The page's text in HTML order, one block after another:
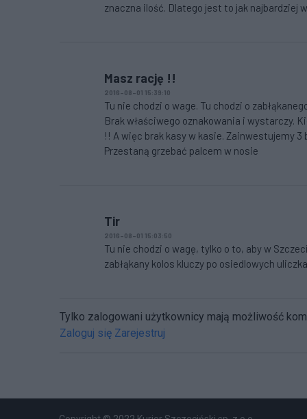
znaczna ilość. Dlatego jest to jak najbardziej
Masz rację !!
2016-08-01 15:39:10
Tu nie chodzi o wage. Tu chodzi o
Brak właściwego oznakowania i wystarczy.
!! A więc brak kasy w kasie. Zainwestujemy 3
Przestaną grzebać palcem w nosie
Tir
2016-08-01 15:03:50
Tu nie chodzi o wagę, tylko o to, aby w
zabłąkany kolos kluczy po osiedlowych
Tylko zalogowani użytkownicy mają możliwość
Zaloguj się Zarejestruj